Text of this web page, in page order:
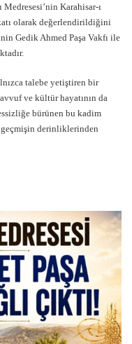
Karahisar-ı
olarak değerlendirildiğini
Gedik Ahmed Paşa Vakfı ile
talebe yetiştiren bir
ve kültür hayatının da
bürünen bu kadim
derinliklerinden